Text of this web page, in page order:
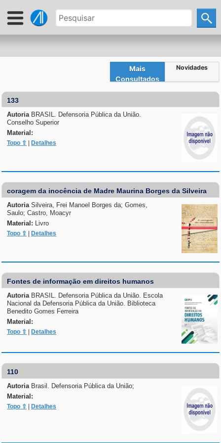
Mais
Consultados
Novidades
133
Autoria BRASIL. Defensoria Pública da União.
Conselho Superior
Material:
Topo ⇧ Detalhes
coragem da inocência de Madre Maurina Borges da Silveira
AutoriaSilveira, Frei Manoel Borges da; Gomes,
Saulo; Castro, Moacyr
Material:
Livro
Topo ⇧ Detalhes
Fontes de informação em direitos humanos
Autoria BRASIL. Defensoria Pública da União. Escola
Nacional da Defensoria Pública da União. Biblioteca
Benedito Gomes Ferreira
Material:
Topo ⇧ Detalhes
110
Autoria Brasil. Defensoria Pública da União;
Material:
Topo ⇧ Detalhes